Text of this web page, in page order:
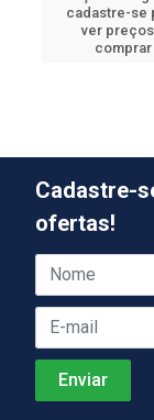
cadastre-se
ver
comprar
Cadastre-
ofertas!